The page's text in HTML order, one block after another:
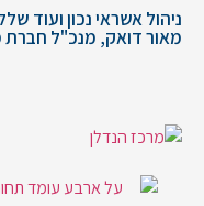
ניהול אשראי נכון ועוד
מאור דואק, מנכ"ל חברת